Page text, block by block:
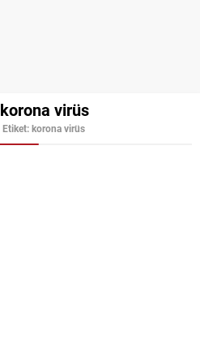
korona virüs
Etiket: korona virüs